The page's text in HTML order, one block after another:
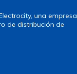
una empresa
de distribución de